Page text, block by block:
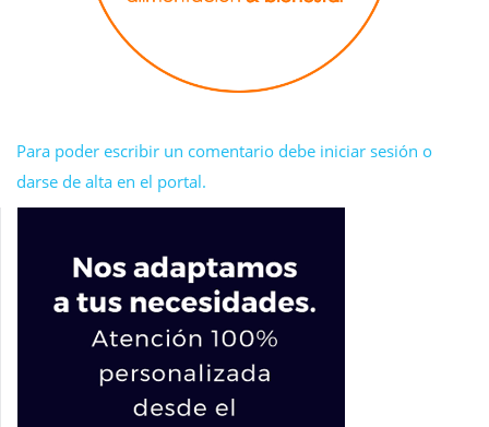
Para poder escribir un comentario debe iniciar sesión o
darse de alta en el portal.